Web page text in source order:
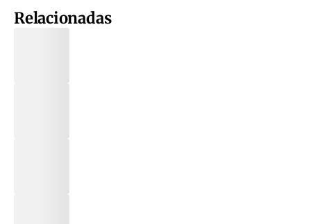
Relacionadas